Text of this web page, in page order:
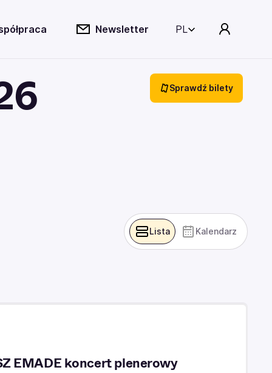
Newsletter PL
Sprawdź bilety
Lista Kalendarz
EMADE koncert plenerowy